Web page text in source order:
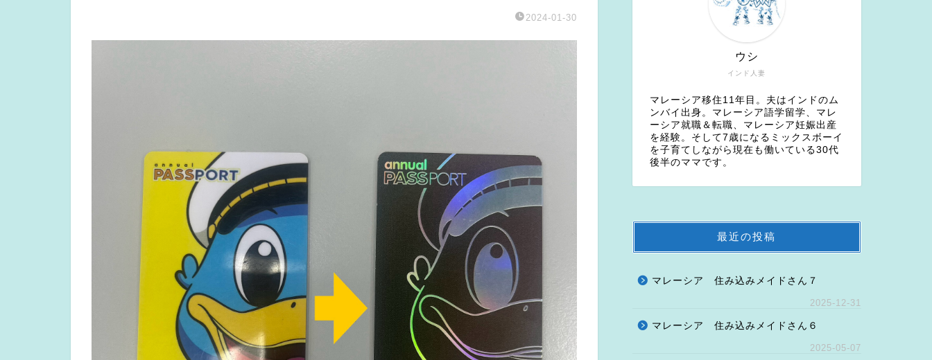
2024-01-30
インド人妻
ウシ
マレーシア移住11年目。夫はインドのム
ンバイ出身。マレーシア語学留学、マレ
ーシア就職＆転職、マレーシア妊娠出産
を経験。そして7歳になるミックスボーイ
を子育てしながら現在も働いている30代
後半のママです。
最近の投稿
マレーシア 住み込みメイドさん７
2025-12-31
マレーシア 住み込みメイドさん６
2025-05-07